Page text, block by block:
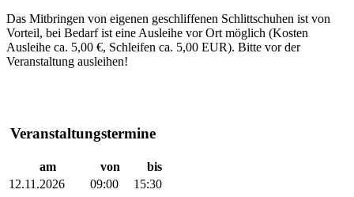
Das Mitbringen von eigenen geschliffenen Schlittschuhen ist von
Vorteil, bei Bedarf ist eine Ausleihe vor Ort möglich (Kosten
Ausleihe ca. 5,00 €, Schleifen ca. 5,00 EUR). Bitte vor der
Veranstaltung ausleihen!
Veranstaltungstermine
am von
bis
12.11.2026
09:00 15:30